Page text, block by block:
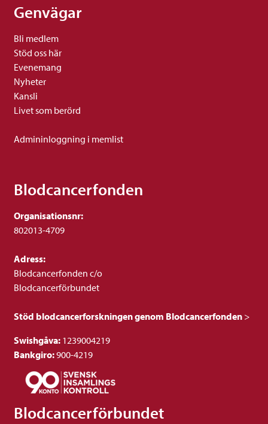
Genvägar
Bli medlem
Stöd oss här
Evenemang
Nyheter
Kansli
Livet som berörd
Admininloggning i memlist
Blodcancerfonden
Organisationsnr:
802013-4709
Adress:
Blodcancerfonden c/o
Blodcancerförbundet
Stöd blodcancerforskningen genom Blodcancerfonden >
Swishgåva: 1239004219
Bankgiro:900-4219
Blodcancerförbundet